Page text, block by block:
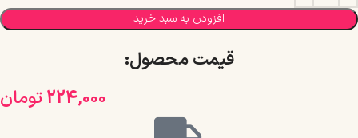
افزودن به سبد خرید
قیمت محصول:​
224,000تومان